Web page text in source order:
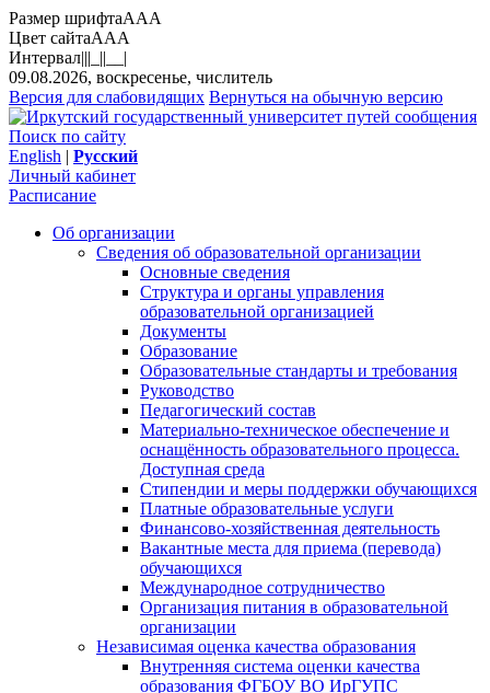
Размер шрифтаAAA
Цвет сайтаAAA
Интервал|||_||__|
09.08.2026, воскресенье, числитель
Версия для слабовидящих Вернуться на обычную версию
Поиск по сайту
English | Русский
Личный кабинет
Расписание
Об организации
Сведения об образовательной организации
Основные сведения
Структура и органы управления
образовательной организацией
Документы
Образование
Образовательные стандарты и требования
Руководство
Педагогический состав
Материально-техническое обеспечение и
оснащённость образовательного процесса.
Доступная среда
Стипендии и меры поддержки обучающихся
Платные образовательные услуги
Финансово-хозяйственная деятельность
Вакантные места для приема (перевода)
обучающихся
Международное сотрудничество
Организация питания в образовательной
организации
Независимая оценка качества образования
Внутренняя система оценки качества
образования ФГБОУ ВО ИрГУПС